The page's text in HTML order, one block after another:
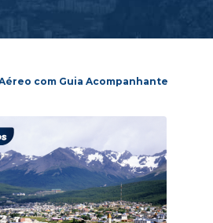
com Guia Acompanhante